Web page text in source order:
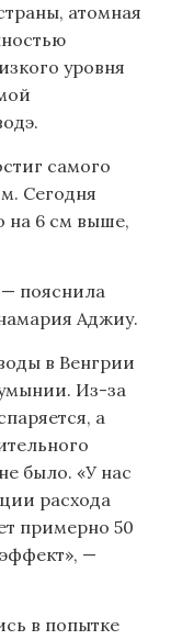
атомная
уровня
самого
Сегодня
на 6 см выше,
пояснила
Аджиу.
в Венгрии
Из-за
а
было. «У нас
расхода
примерно 50
—
в попытке